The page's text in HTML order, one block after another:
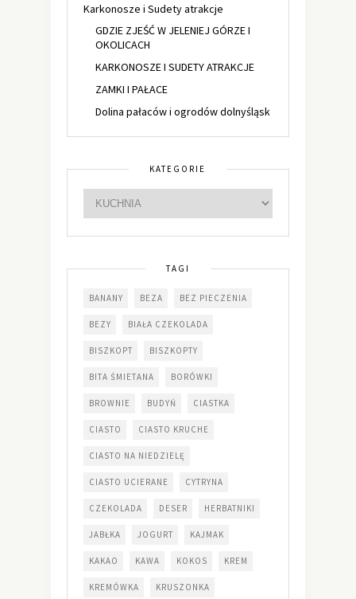
Karkonosze i Sudety atrakcje
GDZIE ZJEŚĆ W JELENIEJ GÓRZE I
OKOLICACH
KARKONOSZE I SUDETY ATRAKCJE
ZAMKI I PAŁACE
Dolina pałaców i ogrodów dolnyśląsk
KATEGORIE
TAGI
BANANY BEZA BEZ PIECZENIA
BEZY BIAŁA CZEKOLADA
BISZKOPT BISZKOPTY
BITA ŚMIETANA BORÓWKI
BROWNIE BUDYŃ CIASTKA
CIASTO CIASTO KRUCHE
CIASTO NA NIEDZIELĘ
CIASTO UCIERANE CYTRYNA
CZEKOLADA DESER HERBATNIKI
JABŁKA JOGURT KAJMAK
KAKAO KAWA KOKOS KREM
KREMÓWKA KRUSZONKA